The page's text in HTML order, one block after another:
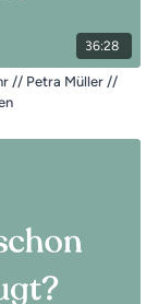
36:28
// Petra Müller //